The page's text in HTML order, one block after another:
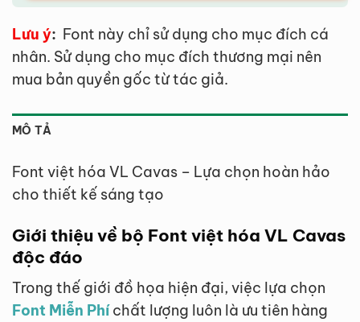
Lưu ý: Font này chỉ sử dụng cho mục đích cá
nhân. Sử dụng cho mục đích thương mại nên
mua bản quyền gốc từ tác giả.
MÔ TẢ
Font việt hóa VL Cavas – Lựa chọn hoàn hảo
cho thiết kế sáng tạo
Giới thiệu về bộ Font việt hóa VL Cavas
độc đáo
Trong thế giới đồ họa hiện đại, việc lựa chọn
Font Miễn Phíchất lượng luôn là ưu tiên hàng